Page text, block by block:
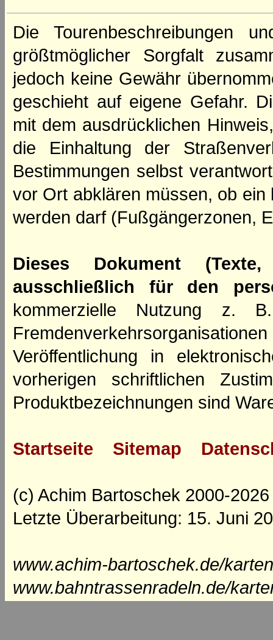
Die Tourenbeschreibungen
größtmöglicher Sorgfalt
jedoch keine Gewähr
geschieht auf eigene Gefahr.
mit dem ausdrücklichen
die Einhaltung der
Bestimmungen selbst
vor Ort abklären müssen, ob
werden darf (Fußgängerzonen,
Dieses Dokument
ausschließlich für den
kommerzielle Nutzung z.
Veröffentlichung in
vorherigen schriftlichen
Produktbezeichnungen sind
Startseite Sitemap
(c) Achim Bartoschek 2000-2026
Letzte Überarbeitung: 15. Juni
www.achim-bartoschek.de/
www.bahntrassenradeln.de/